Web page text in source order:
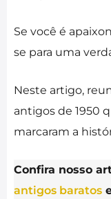
Se você é
se para uma
Neste artigo,
antigos de 1950
marcaram a
Confira nosso
antigos baratos